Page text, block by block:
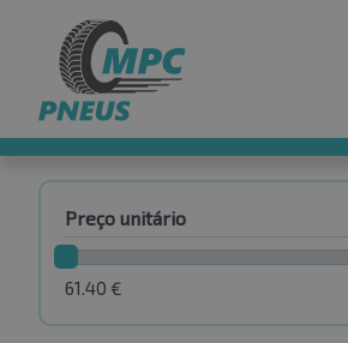
Preço unitário
61.40 €